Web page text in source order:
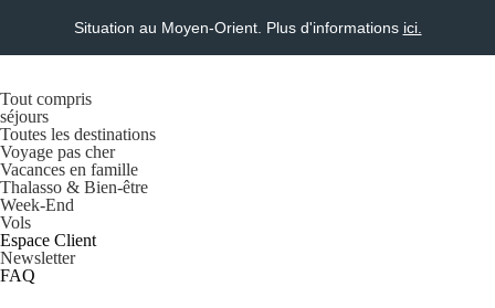
Situation au Moyen-Orient. Plus d'informations ici.
Tout compris
séjours
Toutes les destinations
Voyage pas cher
Vacances en famille
Thalasso & Bien-être
Week-End
Vols
Espace Client
Newsletter
FAQ